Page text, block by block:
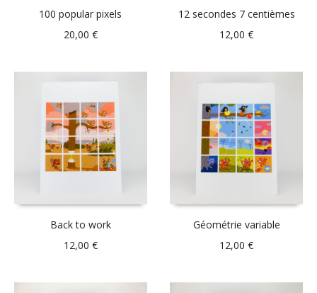
100 popular pixels
20,00 €
12 secondes 7 centièmes
12,00€
Back to work
12,00 €
Géométrie variable
12,00€